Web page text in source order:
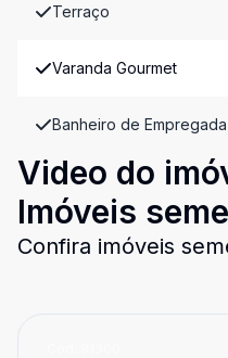
Terraço
Varanda Gourmet
Banheiro de Empregada
Video do
Imóveis
Confira imóveis